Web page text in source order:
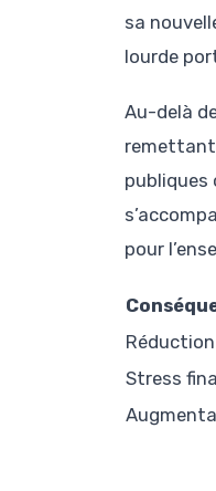
sa
lourde
Au-delà
remettant
publiques
pour
Stress